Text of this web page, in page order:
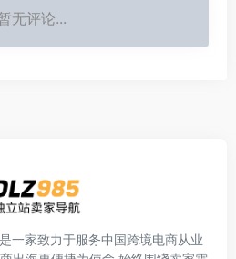
无评论...
一家致力于服务中国跨境电商从业